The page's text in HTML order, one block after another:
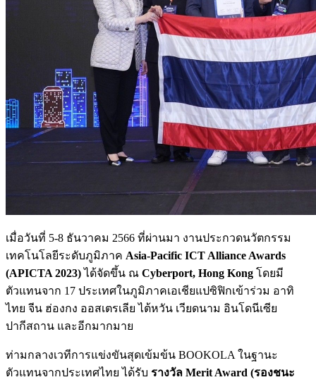
เมื่อวันที่ 5-8 ธันวาคม 2566 ที่ผ่านมา งานประกวดนวัตกรรม
เทคโนโลยีระดับภูมิภาค Asia-Pacific ICT Alliance Awards
(APICTA 2023)ได้จัดขึ้น ณ Cyberport, Hong Kong โดยมี
ตัวแทนจาก 17 ประเทศในภูมิภาคเอเชียแปซิฟิกเข้าร่วม อาทิ
ไทย จีน ฮ่องกง ออสเตรเลีย ไต้หวัน เวียดนาม อินโดนีเซีย
ปากีสถาน และอีกมากมาย
ท่ามกลางเวทีการแข่งขันสุดเข้มข้น BOOKOLA ในฐานะ
ตัวแทนจากประเทศไทย ได้รับ รางวัล Merit Award (รองชนะ